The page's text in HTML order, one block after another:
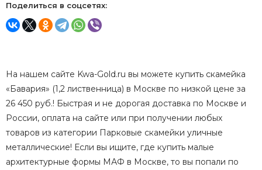
Поделиться в соцсетях:
На нашем сайте Kwa-Gold.ru вы можете купить скамейка
«Бавария» (1,2 лиственница) в Москве по низкой цене за
26 450 руб.! Быстрая и не дорогая доставка по Москве и
России, оплата на сайте или при получении любых
товаров из категории Парковые скамейки уличные
металлические! Если вы ищите, где купить малые
архитектурные формы МАФ в Москве, то вы попали по